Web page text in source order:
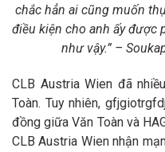
chắc hẳn ai cũng muốn
điều kiện cho anh ấy được
như vậy.” –
CLB Austria Wien đã
Toàn. Tuy nhiên,
đồng giữa Văn Toàn và
CLB Austria Wien nhận